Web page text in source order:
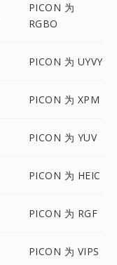
PICON 为
RGBO
PICON 为 UYVY
PICON 为 XPM
PICON 为 YUV
PICON 为 HEIC
PICON 为 RGF
PICON 为 VIPS